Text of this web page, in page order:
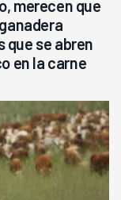
merecen que
que se abren
en la carne